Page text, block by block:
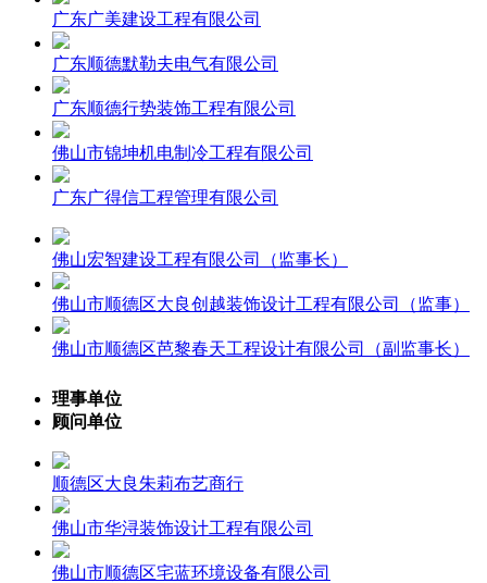
广东广美建设工程有限公司
广东顺德默勒夫电气有限公司
广东顺德行势装饰工程有限公司
佛山市锦坤机电制冷工程有限公司
广东广得信工程管理有限公司
佛山宏智建设工程有限公司（监事长）
佛山市顺德区大良创越装饰设计工程有限公司（监事）
佛山市顺德区芭黎春天工程设计有限公司（副监事长）
理事单位
顾问单位
顺德区大良朱莉布艺商行
佛山市华浔装饰设计工程有限公司
佛山市顺德区宅蓝环境设备有限公司